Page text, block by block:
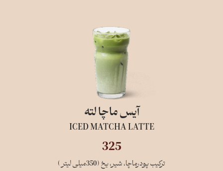
آیس ماچا لته
ICED MATCHA LATTE
325
ترکیب پودرماچا، شیر، یخ (350میلی لیتر )